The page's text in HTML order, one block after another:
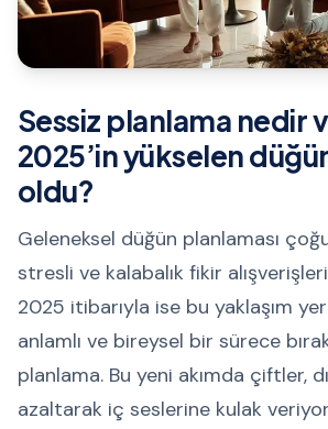
Sessiz planlama nedir
2025’in yükselen
oldu?
Geleneksel düğün planlaması
stresli ve kalabalık fikir
2025 itibarıyla ise bu yaklaşım
anlamlı ve bireysel bir sürece
planlama. Bu yeni akımda çiftler,
azaltarak iç seslerine kulak